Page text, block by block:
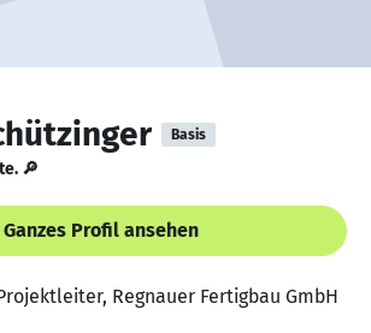
Basis
🔎
Ganzes Profil ansehen
Regnauer Fertigbau GmbH